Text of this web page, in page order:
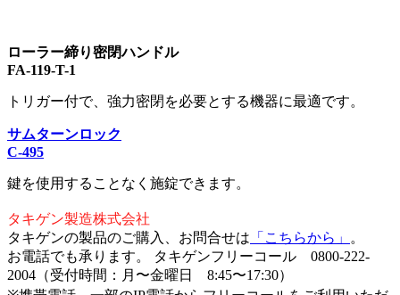
ローラー締り密閉ハンドル
FA-119-T-1
トリガー付で、強力密閉を必要とする機器に最適です。
サムターンロック
C-495
鍵を使用することなく施錠できます。
タキゲン製造株式会社
タキゲンの製品のご購入、お問合せは 「こちらから」
。
お電話でも承ります。 タキゲンフリーコール 0800-222-
2004（受付時間：月〜金曜日 8:45〜17:30）